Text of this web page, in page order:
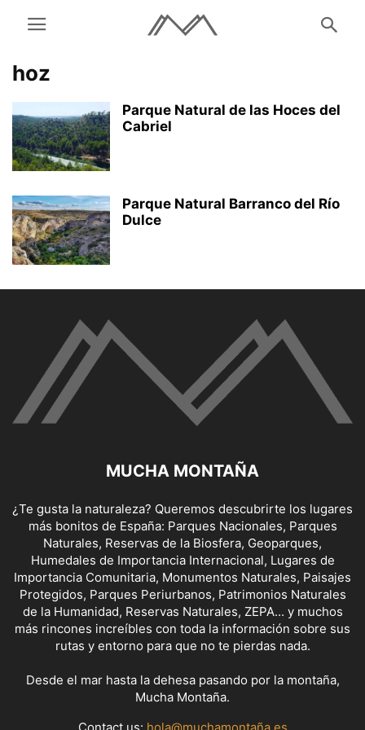
hoz
Parque Natural de las Hoces del
Cabriel
Parque Natural Barranco del Río
Dulce
MUCHA MONTAÑA
¿Te gusta la naturaleza? Queremos descubrirte los lugares
más bonitos de España: Parques Nacionales, Parques
Naturales, Reservas de la Biosfera, Geoparques,
Humedales de Importancia Internacional, Lugares de
Importancia Comunitaria, Monumentos Naturales, Paisajes
Protegidos, Parques Periurbanos, Patrimonios Naturales
de la Humanidad, Reservas Naturales, ZEPA... y muchos
más rincones increíbles con toda la información sobre sus
rutas y entorno para que no te pierdas nada.
Desde el mar hasta la dehesa pasando por la montaña,
Mucha Montaña.
Contact us: hola@muchamontaña.es